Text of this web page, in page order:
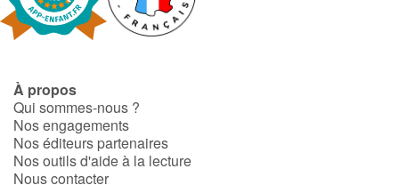
Fable, mythe, littérature et poésie
Ogres, monstres et sorcières
Héroïnes et héros
À propos
Qui sommes-nous ?
Nos engagements
Nos éditeurs partenaires
Nos outils d'aide à la lecture
Nous contacter